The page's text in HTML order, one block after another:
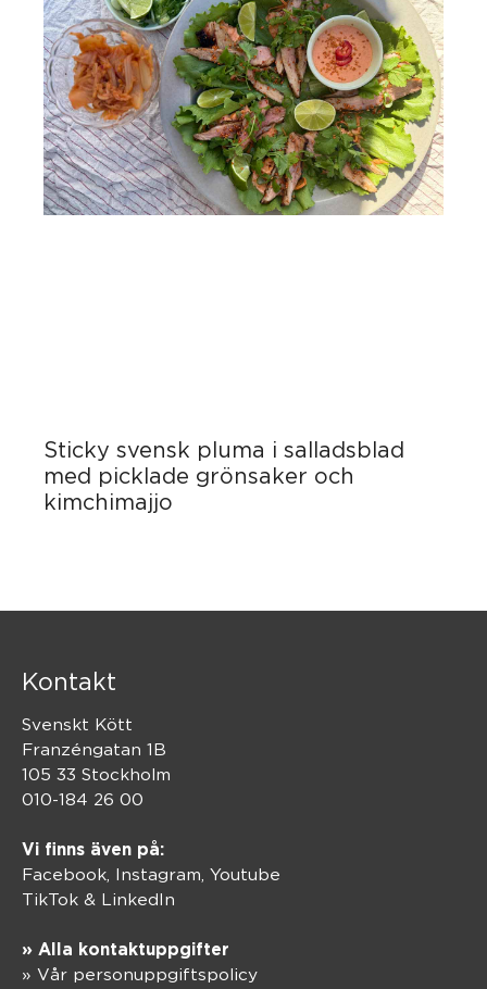
Sticky svensk pluma i salladsblad
med picklade grönsaker och
kimchimajjo
Kontakt
Svenskt Kött
Franzéngatan 1B
105 33 Stockholm
010-184 26 00
Vi finns även på:
Facebook, Instagram Youtube
TikTok & LinkedIn
» Alla kontaktuppgifter
» Vår personuppgiftspolicy